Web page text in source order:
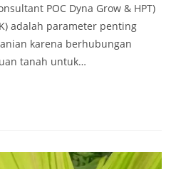
POC Dyna Grow & HPT)
adalah parameter penting
karena berhubungan
tanah untuk…